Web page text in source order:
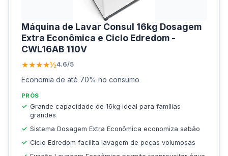
Máquina de Lavar Consul 16kg Dosagem
Extra Econômica e Ciclo Edredom -
CWL16AB 110V
★★★★½4.6/5
Economia de até 70% no consumo
PRÓS
Grande capacidade de 16kg ideal para famílias
grandes
Sistema Dosagem Extra Econômica economiza sabão
Ciclo Edredom facilita lavagem de peças volumosas